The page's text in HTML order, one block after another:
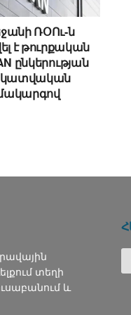
ՌՕՈւ-ն
է թուրքական
ընկերության
տեղի
և